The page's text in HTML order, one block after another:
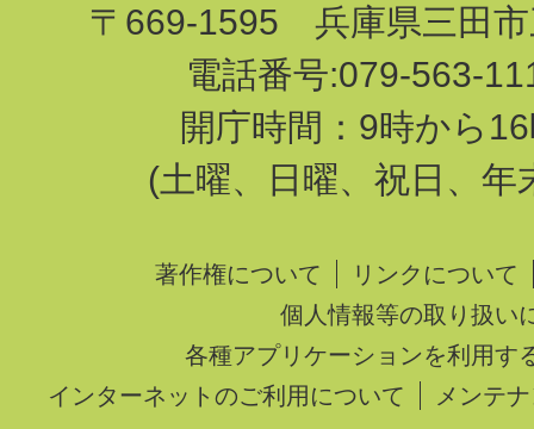
〒669-1595 兵庫県三田市
電話番号:079-563-
開庁時間：9時から
(土曜、日曜、祝日、年
著作権について
リンクについて
個人情報等の取り扱い
各種アプリケーションを利用す
インターネットのご利用について
メンテ